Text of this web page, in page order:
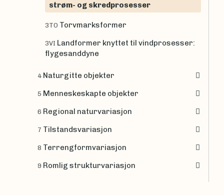
strøm- og skredprosesser
3TO Torvmarksformer
3VI Landformer knyttet til vindprosesser:
flygesanddyne
4 Naturgitte objekter
5 Menneskeskapte objekter
6 Regional naturvariasjon
7 Tilstandsvariasjon
8 Terrengformvariasjon
9 Romlig strukturvariasjon